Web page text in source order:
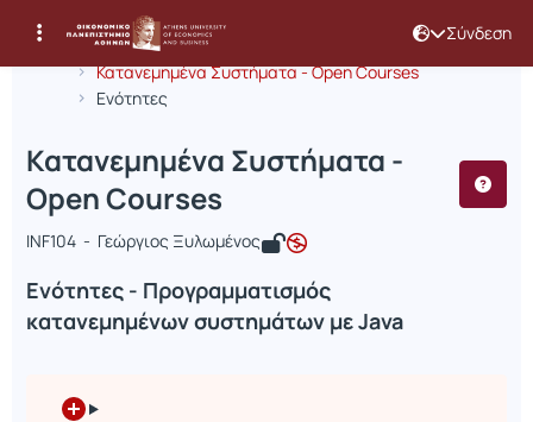
Σύνδεση
Αρχική Σελίδα
Κατανεμημένα Συστήματα - Open Courses
Ενότητες
Μάθημα : Κατανεμημένα Συστήματα
Κωδικός : INF375
Κατανεμημένα Συστήματα -
Open Courses
INF104 - Γεώργιος Ξυλωμένος
Ενότητες - Προγραμματισμός
κατανεμημένων συστημάτων με Java